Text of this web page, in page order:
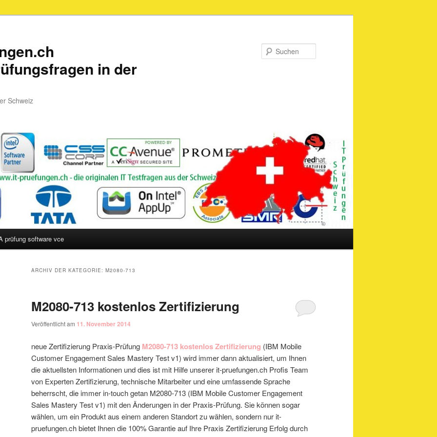
in der
Schweiz
prüfung software vce
ARCHIV DER KATEGORIE: M2080-713
M2080-713 kostenlos Zertifizierung
Veröffentlicht am 11. November 2014
neue Zertifizierung Praxis-Prüfung M2080-713 kostenlos Zertifizierung (IBM Mobile
Customer Engagement Sales Mastery Test v1) wird immer dann aktualisiert, um Ihnen
die aktuellsten Informationen und dies ist mit Hilfe unserer it-pruefungen.ch Profis Team
von Experten Zertifizierung, technische Mitarbeiter und eine umfassende Sprache
beherrscht, die immer in-touch getan M2080-713 (IBM Mobile Customer Engagement
Sales Mastery Test v1) mit den Änderungen in der Praxis-Prüfung. Sie können sogar
wählen, um ein Produkt aus einem anderen Standort zu wählen, sondern nur it-
pruefungen.ch bietet Ihnen die 100% Garantie auf Ihre Praxis Zertifizierung Erfolg durch